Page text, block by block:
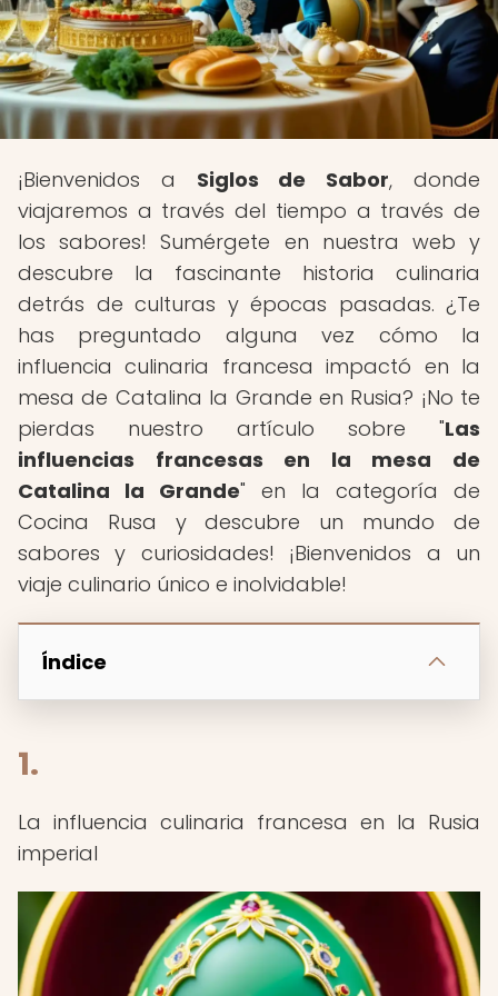
¡Bienvenidos a Siglos de Sabor, donde
viajaremos a través del tiempo a través de
los sabores! Sumérgete en nuestra web y
descubre la fascinante historia culinaria
detrás de culturas y épocas pasadas. ¿Te
has preguntado alguna vez cómo la
influencia culinaria francesa impactó en la
mesa de Catalina la Grande en Rusia? ¡No te
pierdas nuestro artículo sobre "Las
influencias francesas en la mesa de
Catalina la Grande" en la categoría de
Cocina Rusa y descubre un mundo de
sabores y curiosidades! ¡Bienvenidos a un
viaje culinario único e inolvidable!
Índice
1.
La influencia culinaria francesa en la Rusia
imperial